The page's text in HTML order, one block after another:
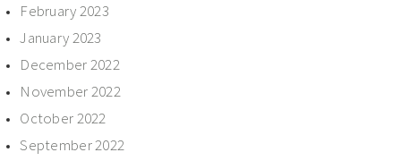
February 2023
January 2023
December 2022
November 2022
October 2022
September 2022